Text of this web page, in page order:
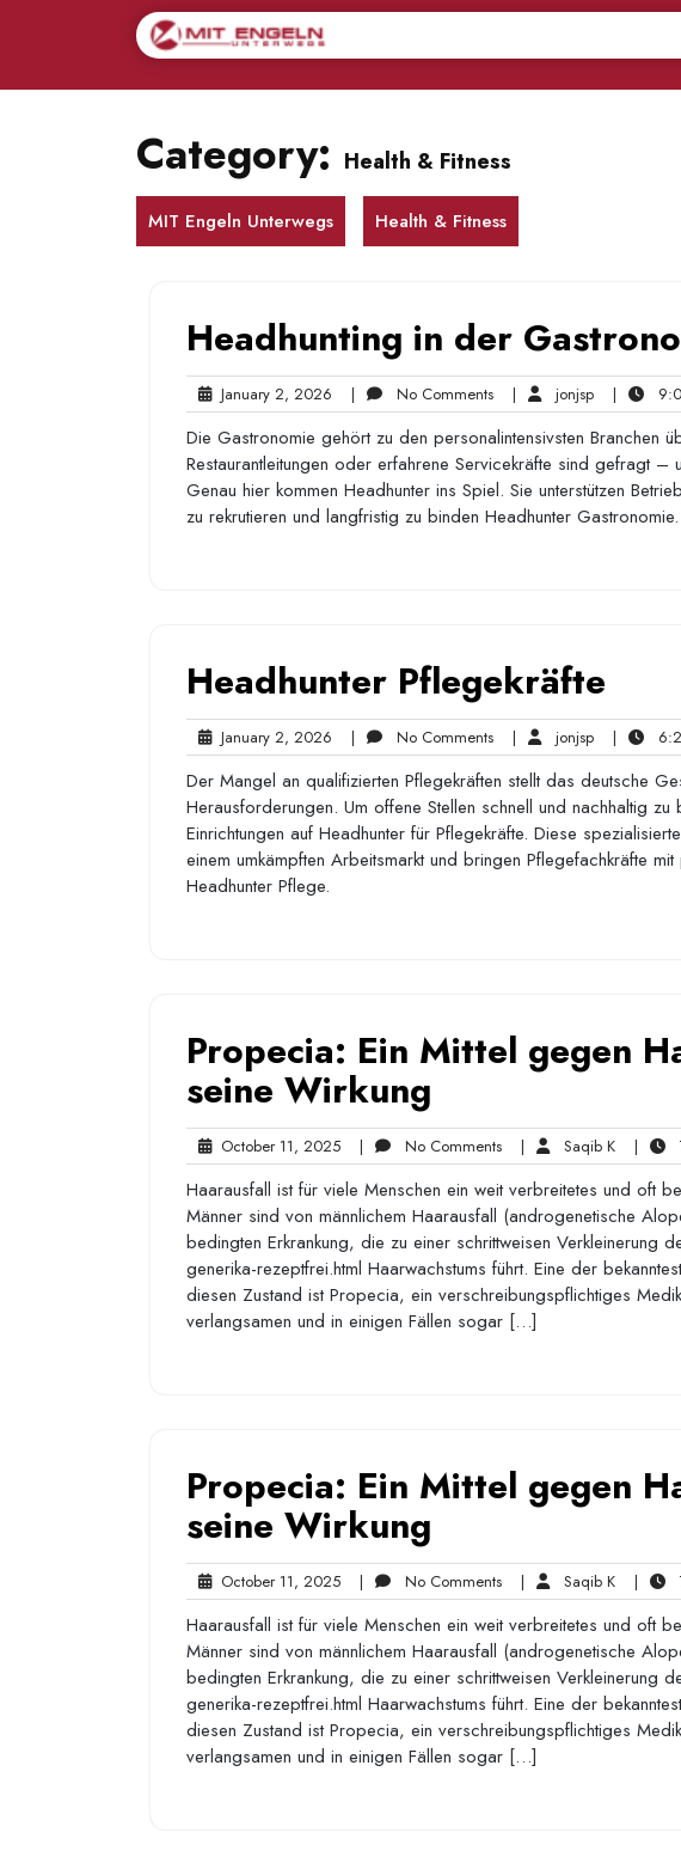
Category: Health & Fitness
MIT Engeln Unterwegs Health & Fitness
Headhunting in der
January 2, 2026 January
2,
2026
| No CommentsNo
Comments
| jonjspjonjsp
|
Die Gastronomie gehört zu den personalintensivsten Branchen
Restaurantleitungen oder erfahrene Servicekräfte sind gefragt –
Genau hier kommen Headhunter ins Spiel. Sie unterstützen
zu rekrutieren und langfristig zu binden Headhunter Gastronomie.
Headhunter Pflegekräfte
January 2, 2026 January
2,
2026
| No CommentsNo
Comments
| jonjspjonjsp
|
Der Mangel an qualifizierten Pflegekräften stellt das deutsche
Herausforderungen. Um offene Stellen schnell und nachhaltig zu
Einrichtungen auf Headhunter für Pflegekräfte. Diese
einem umkämpften Arbeitsmarkt und bringen Pflegefachkräfte
Headhunter Pflege.
Propecia: Ein Mittel gegen
seine Wirkung
October 11, 2025October
11,
2025
| No CommentsNo
Comments
| Saqib KSaqib
K
|
Haarausfall ist für viele Menschen ein weit verbreitetes und oft
Männer sind von männlichem Haarausfall (androgenetische
bedingten Erkrankung, die zu einer schrittweisen
generika-rezeptfrei.html Haarwachstums führt. Eine der
diesen Zustand ist Propecia, ein verschreibungspflichtiges
verlangsamen und in einigen Fällen sogar […]
Propecia: Ein Mittel gegen
seine Wirkung
October 11, 2025October
11,
2025
| No CommentsNo
Comments
| Saqib KSaqib
K
|
Haarausfall ist für viele Menschen ein weit verbreitetes und oft
Männer sind von männlichem Haarausfall (androgenetische
bedingten Erkrankung, die zu einer schrittweisen
generika-rezeptfrei.html Haarwachstums führt. Eine der
diesen Zustand ist Propecia, ein verschreibungspflichtiges
verlangsamen und in einigen Fällen sogar […]